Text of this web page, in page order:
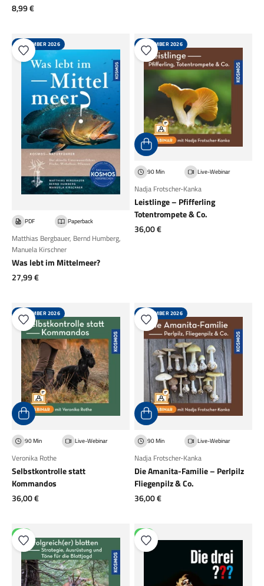
Angebot
8,99 €
SEPTEMBER 2026
PDF Paperback
Matthias Bergbauer, Bernd Humberg,
Manuela Kirschner
Was lebt im Mittelmeer?
Angebot
27,99 €
SEPTEMBER 2026
90 Min Live-Webinar
Nadja Frotscher-Kanka
Leistlinge – Pfifferling
Totentrompete & Co.
Angebot
36,00 €
SEPTEMBER 2026
90 Min Live-Webinar
Veronika Rothe
Selbstkontrolle statt
Kommandos
Angebot
36,00 €
SEPTEMBER 2026
90 Min Live-Webinar
Nadja Frotscher-Kanka
Die Amanita-Familie – Perlpilz
Fliegenpilz & Co.
Angebot
36,00 €
NEU NEU